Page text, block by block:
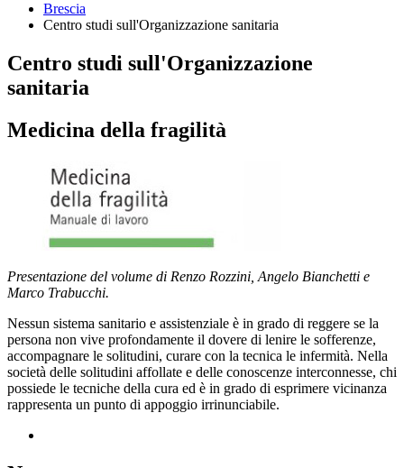
Brescia
Centro studi sull'Organizzazione sanitaria
Centro studi sull'Organizzazione
sanitaria
Medicina della fragilità
Presentazione del volume di Renzo Rozzini, Angelo Bianchetti e
Marco Trabucchi.
Nessun sistema sanitario e assistenziale è in grado di reggere se la
persona non vive profondamente il dovere di lenire le sofferenze,
accompagnare le solitudini, curare con la tecnica le infermità. Nella
società delle solitudini affollate e delle conoscenze interconnesse, chi
possiede le tecniche della cura ed è in grado di esprimere vicinanza
rappresenta un punto di appoggio irrinunciabile.